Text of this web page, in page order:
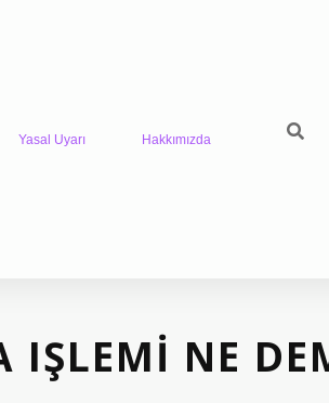
Yasal Uyarı Hakkımızda
IŞLEMI NE